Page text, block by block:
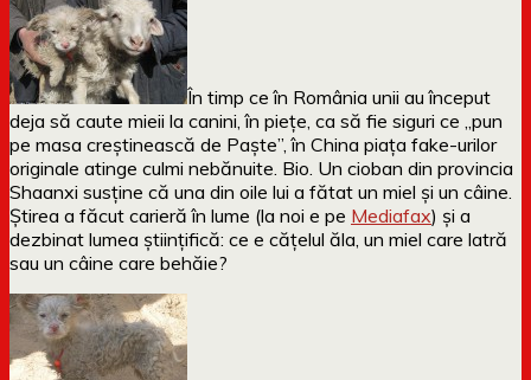
În timp ce în România unii au început
deja să caute mieii la canini, în piețe, ca să fie siguri ce „pun
pe masa creștinească de Paște”, în China piața fake-urilor
originale atinge culmi nebănuite. Bio. Un cioban din provincia
Shaanxi susține că una din oile lui a fătat un miel și un câine.
Știrea a făcut carieră în lume (la noi e pe Mediafax) și a
dezbinat lumea științifică: ce e cățelul ăla, un miel care latră
sau un câine care behăie?